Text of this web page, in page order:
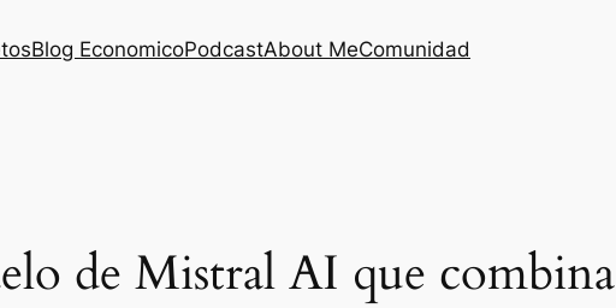
Blog EconomicoPodcastAbout MeComunidad
de Mistral AI que combina